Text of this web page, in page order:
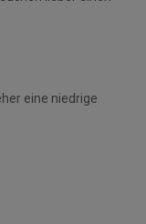
eine niedrige